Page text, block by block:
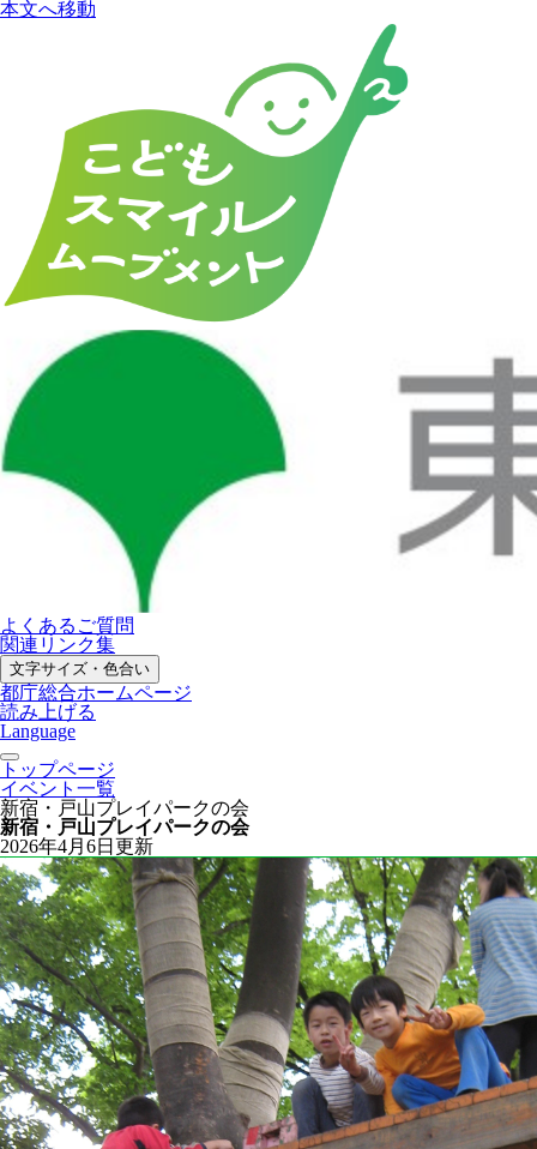
本文へ移動
よくあるご質問
関連リンク集
文字サイズ・色合い
都庁総合ホームページ
読み上げる
Language
トップページ
イベント一覧
新宿・戸山プレイパークの会
新宿・戸山プレイパークの会
2026年4月6日更新